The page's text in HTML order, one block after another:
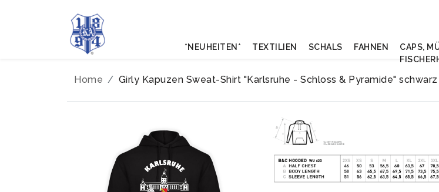
Home Girly Kapuzen Sweat-Shirt "Karlsruhe - Schloss & Pyramide" schwarz
*NEUHEITEN* TEXTILIEN SCHALS FAHNEN
CAPS,